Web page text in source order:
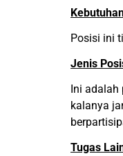
Posisi ini
Jenis
Ini adalah
kalanya
Tugas